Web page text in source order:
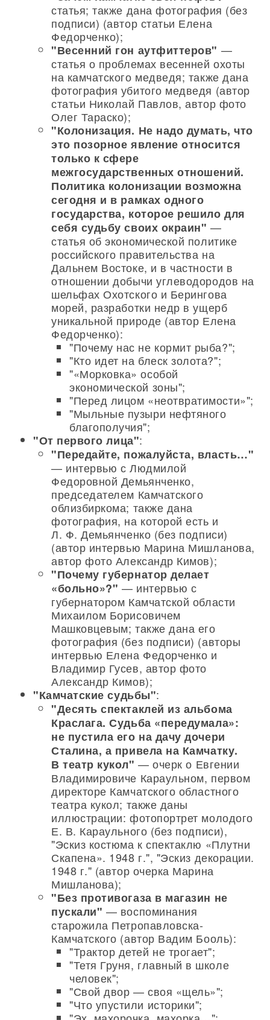
статья; также дана фотография (без
подписи) (автор статьи Елена
Федорченко);
"Весенний гон аутфиттеров" —
статья о проблемах весенней охоты
на камчатского медведя; также дана
фотография убитого медведя (автор
статьи Николай Павлов, автор фото
Олег Тараско);
"Колонизация. Не надо думать, что
это позорное явление относится
только к сфере
межгосударственных отношений.
Политика колонизации возможна
сегодня и в рамках одного
государства, которое решило для
себя судьбу своих окраин" —
статья об экономической политике
российского правительства на
Дальнем Востоке, и в частности в
отношении добычи углеводородов на
шельфах Охотского и Берингова
морей, разработки недр в ущерб
уникальной природе (автор Елена
Федорченко):
"Почему нас не кормит рыба?";
"Кто идет на блеск золота?";
"«Морковка» особой
экономической зоны";
"Перед лицом «неотвратимости»";
"Мыльные пузыри нефтяного
благополучия";
"От первого лица":
"Передайте, пожалуйста, власть…"
— интервью с Людмилой
Федоровной Демьянченко,
председателем Камчатского
облизбиркома; также дана
фотография, на которой есть и
Л. Ф. Демьянченко (без подписи)
(автор интервью Марина Мишланова,
автор фото Александр Кимов);
"Почему губернатор делает
«больно»?" — интервью с
губернатором Камчатской области
Михаилом Борисовичем
Машковцевым; также дана его
фотография (без подписи) (авторы
интервью Елена Федорченко и
Владимир Гусев, автор фото
Александр Кимов);
"Камчатские судьбы":
"Десять спектаклей из альбома
Краслага. Судьба «передумала»:
не пустила его на дачу дочери
Сталина, а привела на Камчатку.
В театр кукол" — очерк о Евгении
Владимировиче Караульном, первом
директоре Камчатского областного
театра кукол; также даны
иллюстрации: фотопортрет молодого
Е. В. Караульного (без подписи),
"Эскиз костюма к спектаклю «Плутни
Скапена». 1948 г.", "Эскиз декорации.
1948 г." (автор очерка Марина
Мишланова);
"Без противогаза в магазин не
пускали" — воспоминания
старожила Петропавловска-
Камчатского (автор Вадим Бооль):
"Трактор детей не трогает";
"Тетя Груня, главный в школе
человек";
"Свой двор — своя «щель»";
"Что упустили историки";